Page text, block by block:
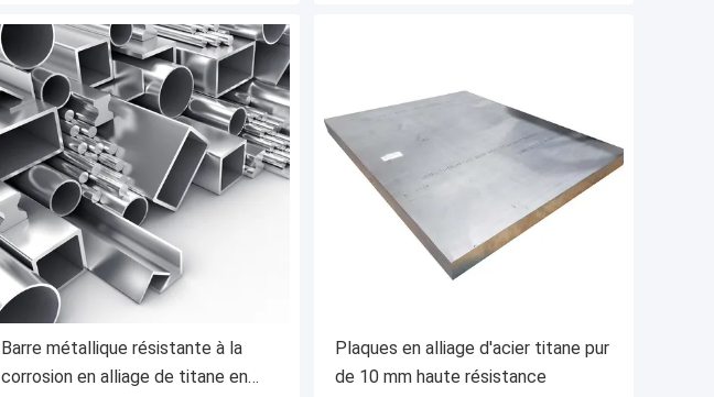
Barre métallique résistante à la
corrosion en alliage de titane en
Plaques en alliage d'acier titane pur
de 10 mm haute résistance